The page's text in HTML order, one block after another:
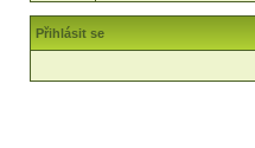
Přihlásit se